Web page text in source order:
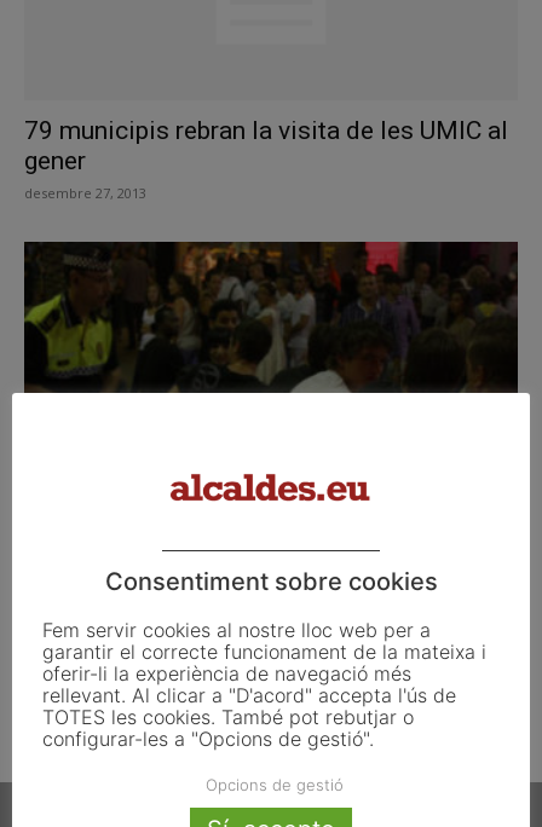
79 municipis rebran la visita de les UMIC al
gener
desembre 27, 2013
«exemplars» de fins a 3.000 euros...
desembre 3, 2011
1 2
Consentiment sobre cookies
Fem servir cookies al nostre lloc web per a
garantir el correcte funcionament de la mateixa i
oferir-li la experiència de navegació més
rellevant. Al clicar a "D'acord" accepta l'ús de
TOTES les cookies. També pot rebutjar o
configurar-les a "Opcions de gestió".
Opcions de gestió